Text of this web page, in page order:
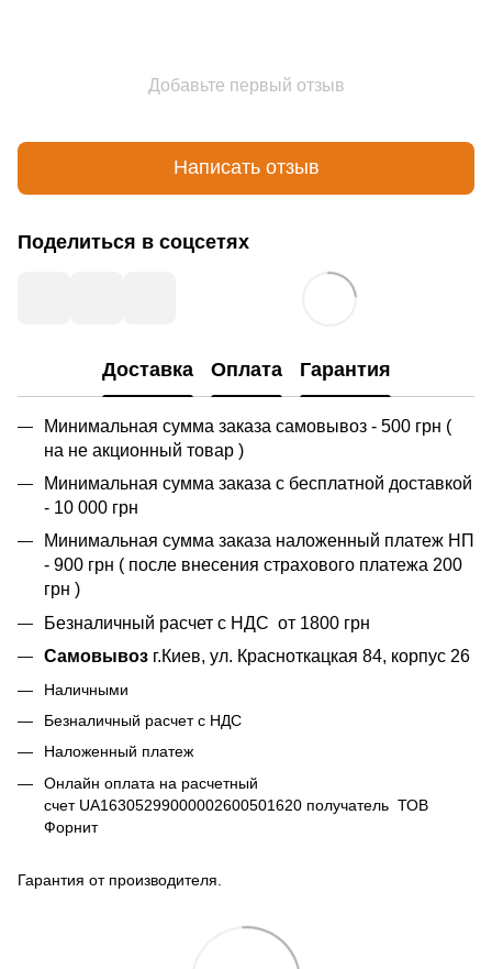
Добавьте первый отзыв
Написать отзыв
Поделиться в соцсетях
Доставка Оплата Гарантия
Минимальная сумма заказа самовывоз - 500 грн (
на не акционный товар )
Минимальная сумма заказа с бесплатной доставкой
- 10 000 грн
Минимальная сумма заказа наложенный платеж НП
- 900 грн ( после внесения страхового платежа 200
грн )
Безналичный расчет с НДС от 1800 грн
Самовывоз г.Киев, ул. Красноткацкая 84, корпус 26
Наличными
Безналичный расчет с НДС
Наложенный платеж
Онлайн оплата на расчетный
счет UA16305299000002600501620 получатель ТОВ
Форнит
Гарантия от производителя.